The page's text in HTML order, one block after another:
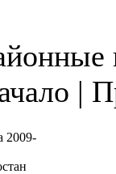
|
2009-